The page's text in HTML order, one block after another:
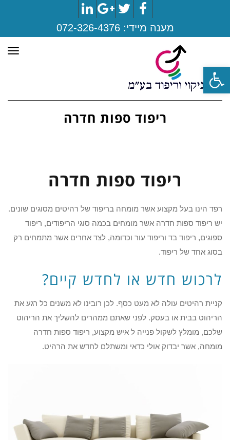
פתח סרגל נגישות
Facebook
Twitter
Google+
LinkedIn
מענה מיידי:072-326-4376
ריפוד ספות חדרה
ריפוד ספות חדרה
רפד הינו בעל מקצוע אשר מומחה בריפוד של רהיטים מסוגים שונים.
יש ריפוד ספות חדרה אשר מומחים בכמה סוגי הריפודים, ריפוד
ספוגים, ריפוד בד וריפוד עור וכדומה, לצד אחרים אשר מתמחים רק
בסוג אחד של ריפוד.
לרכוש חדש או לחדש קיים?
קניית רהיטים עולה לא מעט כסף. לכן רובינו לא משנים כל רגע את
הריהוט בבית או בעסק. לפני שאתם ממהרים להשליך את הריהוט
שלכם, מומלץ לשקול פנייה ל איש מקצוע, ריפוד ספות חדרה
מומחה, אשר יבדוק אולי כדאי ומשתלם לחדש את הרהיט.